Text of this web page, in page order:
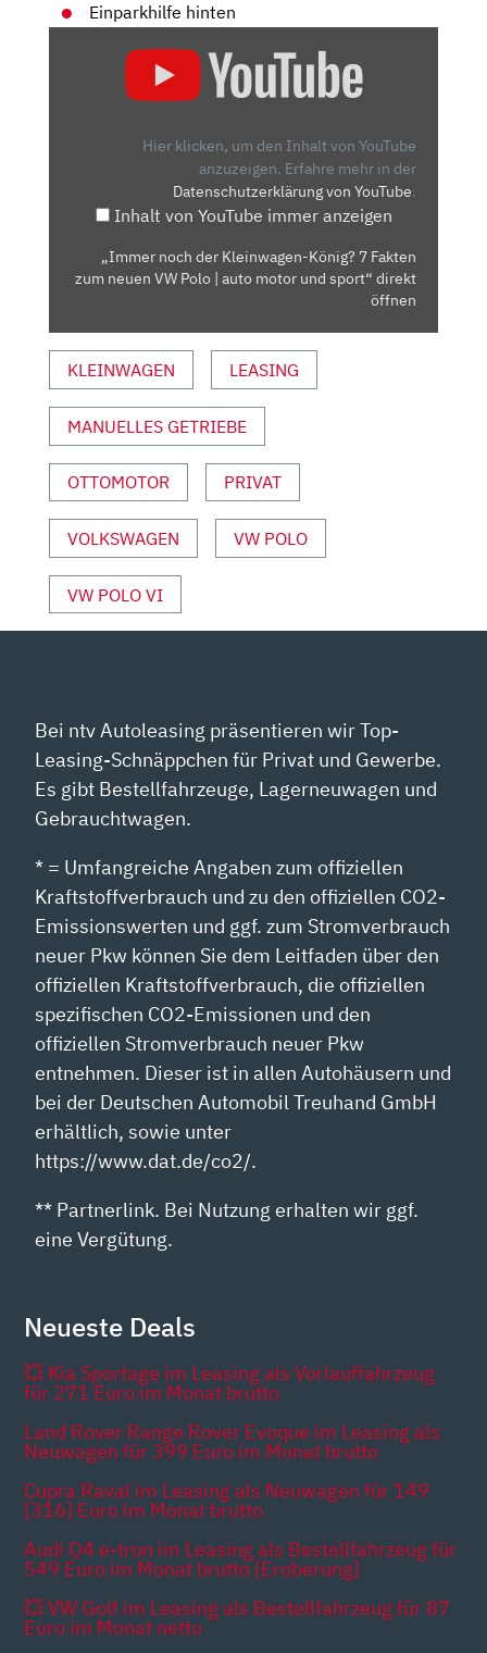
Einparkhilfe hinten
AUTO
MOTOR
UND
SPORT“
YOUTUBE
ANZEIGEN
Hier klicken, um den Inhalt von YouTube
anzuzeigen. Erfahre mehr in der
Datenschutzerklärung von YouTube.
Inhalt von YouTube immer anzeigen
„Immer noch der Kleinwagen-König? 7 Fakten
zum neuen VW Polo | auto motor und sport“ direkt
öffnen
KLEINWAGEN LEASING
MANUELLES GETRIEBE
OTTOMOTOR PRIVAT
VOLKSWAGEN VW POLO
VW POLO VI
Bei ntv Autoleasing präsentieren wir Top-
Leasing-Schnäppchen für Privat und Gewerbe.
Es gibt Bestellfahrzeuge, Lagerneuwagen und
Gebrauchtwagen.
* = Umfangreiche Angaben zum offiziellen
Kraftstoffverbrauch und zu den offiziellen CO2-
Emissionswerten und ggf. zum Stromverbrauch
neuer Pkw können Sie dem Leitfaden über den
offiziellen Kraftstoffverbrauch, die offiziellen
spezifischen CO2-Emissionen und den
offiziellen Stromverbrauch neuer Pkw
entnehmen. Dieser ist in allen Autohäusern und
bei der Deutschen Automobil Treuhand GmbH
erhältlich, sowie unter
https://www.dat.de/co2/.
** Partnerlink. Bei Nutzung erhalten wir ggf.
eine Vergütung.
Neueste Deals
💥 Kia Sportage im Leasing als Vorlauffahrzeug
für 271 Euro im Monat brutto
Land Rover Range Rover Evoque im Leasing als
Neuwagen für 399 Euro im Monat brutto
Cupra Raval im Leasing als Neuwagen für 149
[316] Euro im Monat brutto
Audi Q4 e-tron im Leasing als Bestellfahrzeug für
549 Euro im Monat brutto [Eroberung]
💥 VW Golf im Leasing als Bestellfahrzeug für 87
Euro im Monat netto